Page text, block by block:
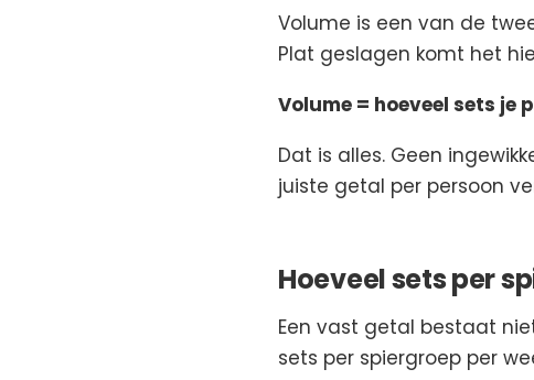
Volume is een van de
Plat geslagen komt het
Volume = hoeveel sets
Dat is alles. Geen
juiste getal per persoon
Hoeveel sets per
Een vast getal bestaat
sets per spiergroep per